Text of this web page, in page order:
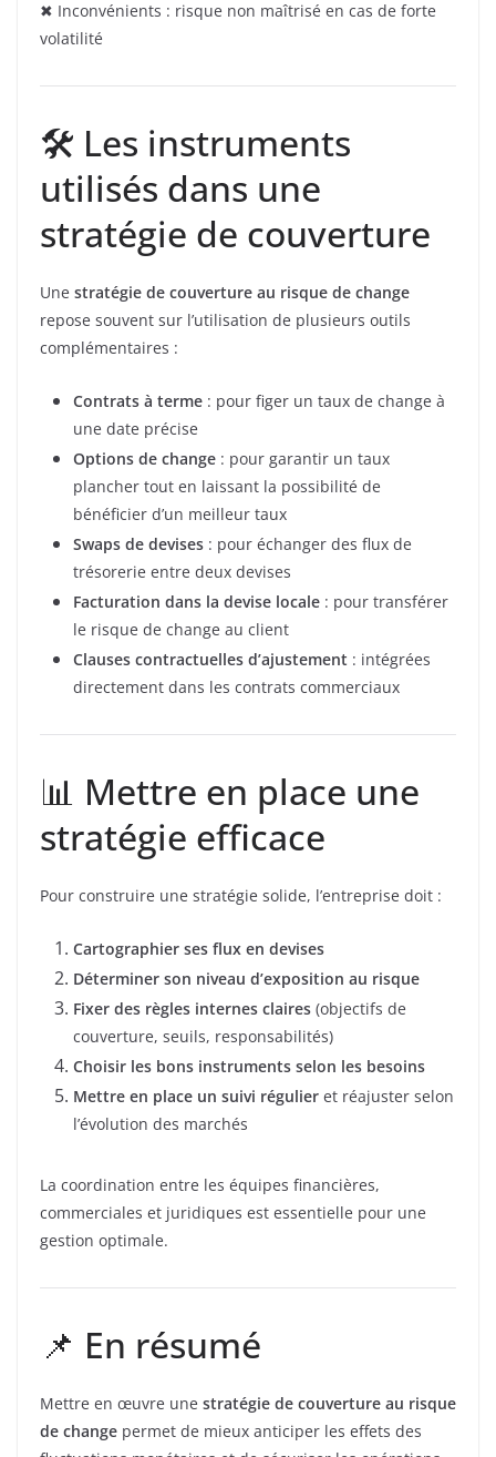
✖ Inconvénients : risque non maîtrisé en cas de forte
volatilité
🛠️ Les instruments
utilisés dans une
stratégie de couverture
Une stratégie de couverture au risque de change
repose souvent sur l’utilisation de plusieurs outils
complémentaires :
Contrats à terme : pour figer un taux de change à
une date précise
Options de change : pour garantir un taux
plancher tout en laissant la possibilité de
bénéficier d’un meilleur taux
Swaps de devises : pour échanger des flux de
trésorerie entre deux devises
Facturation dans la devise locale : pour transférer
le risque de change au client
Clauses contractuelles d’ajustement : intégrées
directement dans les contrats commerciaux
📊 Mettre en place une
stratégie efficace
Pour construire une stratégie solide, l’entreprise doit :
Cartographier ses flux en devises
Déterminer son niveau d’exposition au risque
Fixer des règles internes claires (objectifs de
couverture, seuils, responsabilités)
Choisir les bons instruments selon les besoins
Mettre en place un suivi régulier et réajuster selon
l’évolution des marchés
La coordination entre les équipes financières,
commerciales et juridiques est essentielle pour une
gestion optimale.
📌 En résumé
Mettre en œuvre une stratégie de couverture au risque
de change permet de mieux anticiper les effets des